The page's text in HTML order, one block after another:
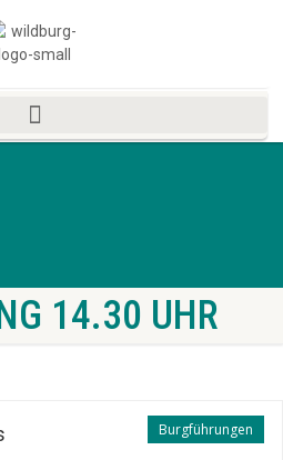
14.30 UHR
Burgführungen